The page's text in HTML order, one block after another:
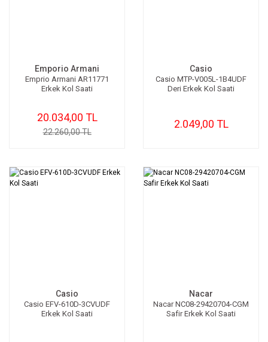
Emporio Armani
Emprio Armani AR11771
Erkek Kol Saati
20.034,00 TL
22.260,00 TL
Casio
Casio MTP-V005L-1B4UDF
Deri Erkek Kol Saati
2.049,00 TL
Casio
Casio EFV-610D-3CVUDF
Erkek Kol Saati
Nacar
Nacar NC08-29420704-CGM
Safir Erkek Kol Saati